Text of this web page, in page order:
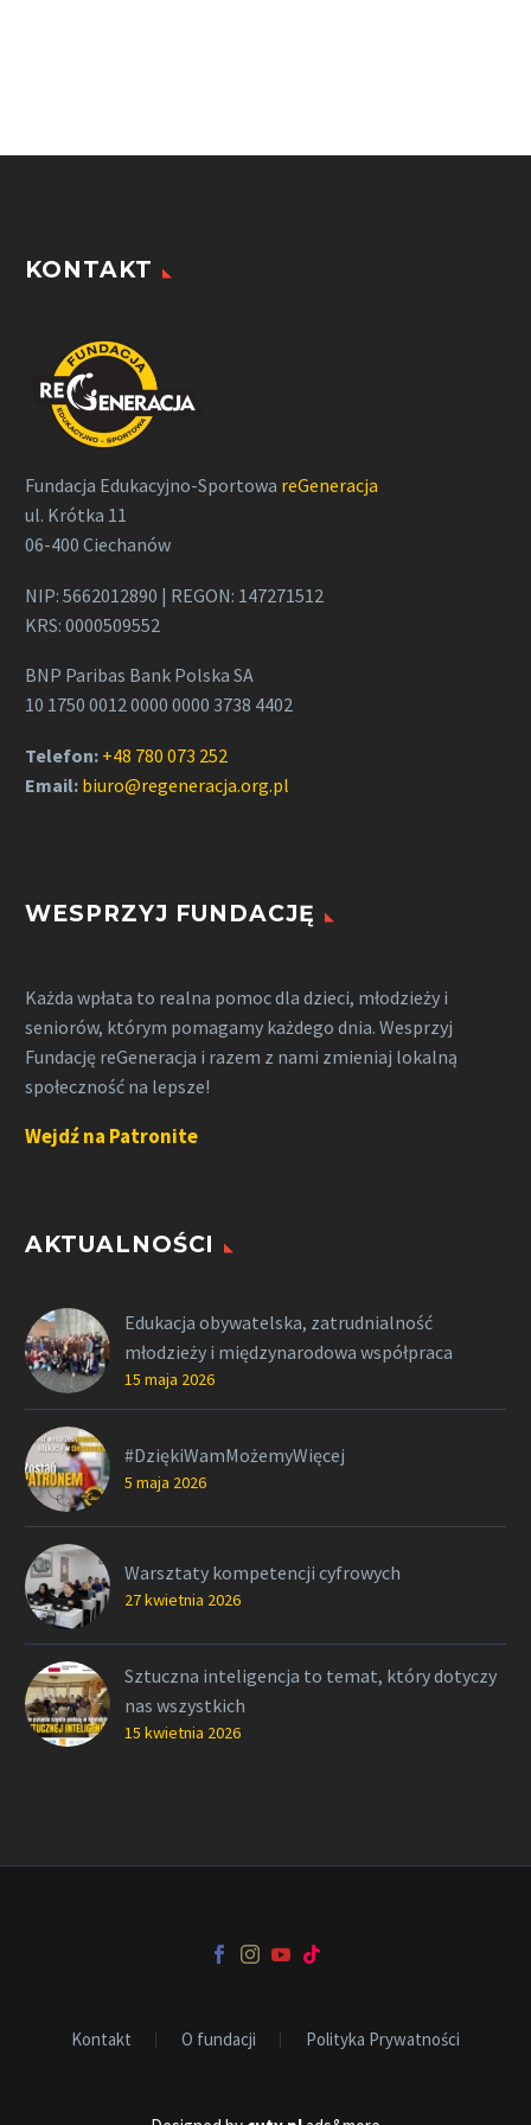
KONTAKT
Fundacja Edukacyjno-Sportowa reGeneracja
ul. Krótka 11
06-400 Ciechanów
NIP: 5662012890 | REGON: 147271512
KRS: 0000509552
BNP Paribas Bank Polska SA
10 1750 0012 0000 0000 3738 4402
Telefon: +48 780 073 252
Email: biuro@regeneracja.org.pl
WESPRZYJ FUNDACJĘ
Każda wpłata to realna pomoc dla dzieci, młodzieży i
seniorów, którym pomagamy każdego dnia. Wesprzyj
Fundację reGeneracja i razem z nami zmieniaj lokalną
społeczność na lepsze!
Wejdź na Patronite
AKTUALNOŚCI
Edukacja obywatelska, zatrudnialność
młodzieży i międzynarodowa współpraca
15 maja 2026
#DziękiWamMożemyWięcej
5 maja 2026
Warsztaty kompetencji cyfrowych
27 kwietnia 2026
Sztuczna inteligencja to temat, który dotyczy
nas wszystkich
15 kwietnia 2026
Kontakt O fundacji Polityka Prywatności